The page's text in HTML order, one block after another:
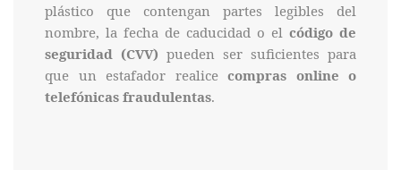
plástico que contengan partes legibles del
nombre, la fecha de caducidad o el código de
seguridad (CVV) pueden ser suficientes para
que un estafador realice compras online o
telefónicas fraudulentas.